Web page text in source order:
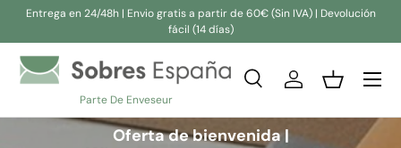
Entrega en 24/48h | Envio gratis a partir de 60€ (Sin IVA) | Devolución
fácil (14 días)
Parte De Enveseur
Buscar
Buscar
BuscarIniciar sesión
Cesta
Oferta de bienvenida |